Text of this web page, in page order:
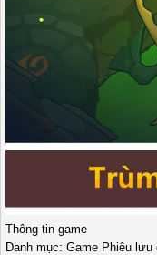
Thông tin game
Danh mục: Game Phiêu lưu